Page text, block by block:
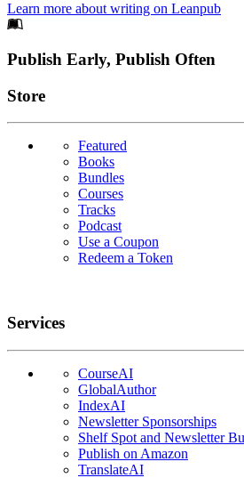
Learn more about writing on Leanpub
Footer
Publish Early, Publish Often
Links
Store
Featured
Books
Bundles
Courses
Tracks
Podcast
Use a Coupon
Redeem a Token
Services
CourseAI
GlobalAuthor
IndexAI
Newsletter Sponsorships
Shelf Spot and Newsletter
Publish on Amazon
TranslateAI